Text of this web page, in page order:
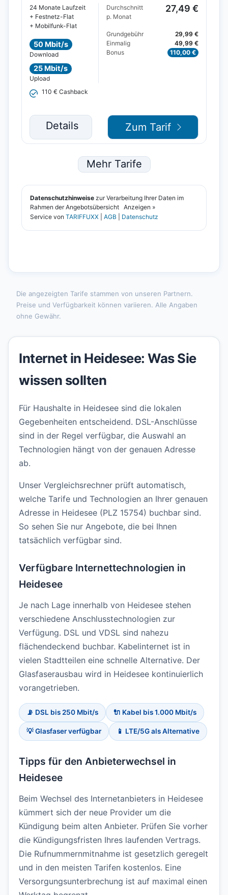
Die angezeigten Tarife stammen von unseren Partnern.
Preise und Verfügbarkeit können variieren. Alle Angaben
ohne Gewähr.
Internet in Heidesee: Was Sie
wissen sollten
Für Haushalte in Heidesee sind die lokalen
Gegebenheiten entscheidend. DSL-Anschlüsse
sind in der Regel verfügbar, die Auswahl an
Technologien hängt von der genauen Adresse
ab.
Unser Vergleichsrechner prüft automatisch,
welche Tarife und Technologien an Ihrer genauen
Adresse in Heidesee (PLZ 15754) buchbar sind.
So sehen Sie nur Angebote, die bei Ihnen
tatsächlich verfügbar sind.
Verfügbare Internettechnologien in
Heidesee
Je nach Lage innerhalb von Heidesee stehen
verschiedene Anschlusstechnologien zur
Verfügung. DSL und VDSL sind nahezu
flächendeckend buchbar. Kabelinternet ist in
vielen Stadtteilen eine schnelle Alternative. Der
Glasfaserausbau wird in Heidesee kontinuierlich
vorangetrieben.
📡 DSL bis 250 Mbit/s 🔌 Kabel bis 1.000 Mbit/s
💡 Glasfaser verfügbar 📱 LTE/5G als Alternative
Tipps für den Anbieterwechsel in
Heidesee
Beim Wechsel des Internetanbieters in Heidesee
kümmert sich der neue Provider um die
Kündigung beim alten Anbieter. Prüfen Sie vorher
die Kündigungsfristen Ihres laufenden Vertrags.
Die Rufnummernmitnahme ist gesetzlich geregelt
und in den meisten Tarifen kostenlos. Eine
Versorgungsunterbrechung ist auf maximal einen